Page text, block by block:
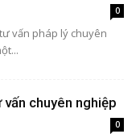
0
vấn pháp lý chuyên
chuyên nghiệp
0